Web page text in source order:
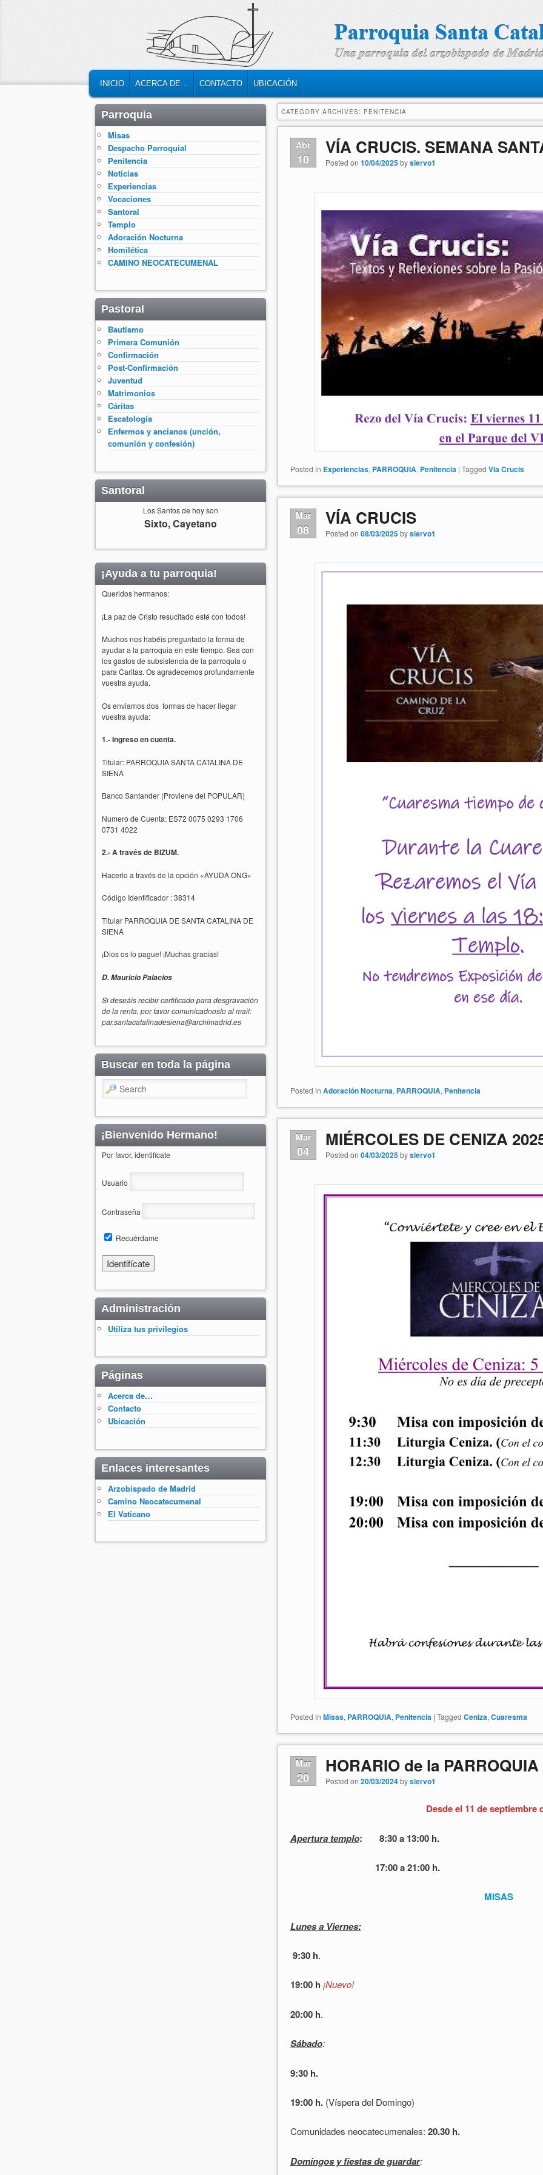
SKIP TO PRIMARY CONTENT
SKIP TO SECONDARY CONTENT
INICIO ACERCA DE… CONTACTO UBICACIÓN
CATEGORY ARCHIVES: PENITENCIA
Abr
10
VÍA CRUCIS. SEMANA
Posted on 10/04/2025bysiervo1
Posted in Experiencias, PARROQUIA, Penitencia | Tagged Via Crucis
Mar
08
VÍA CRUCIS
Posted on 08/03/2025bysiervo1
Posted in Adoración Nocturna, PARROQUIA, Penitencia
Mar
04
MIÉRCOLES DE CENIZA
Posted on 04/03/2025bysiervo1
Posted in Misas, PARROQUIA, Penitencia | Tagged Ceniza, Cuaresma
Mar
20
HORARIO de la PARROQUIA
Posted on 20/03/2024bysiervo1
Desde el 11 de septiembre
Apertura templo: 8:30 a 13:00 h.
17:00 a 21:00 h.
MISAS
Lunes a Viernes:
9:30 h.
19:00 h ¡Nuevo!
20:00 h.
Sábado:
9:30 h.
19:00 h.(Víspera del Domingo)
Comunidades neocatecumenales: 20.30 h.
Domingos y fiestas de guardar:
Parroquia
Misas
Despacho Parroquial
Penitencia
Noticias
Experiencias
Vocaciones
Santoral
Templo
Adoración Nocturna
Homilética
CAMINO NEOCATECUMENAL
Pastoral
Bautismo
Primera Comunión
Confirmación
Post-Confirmación
Juventud
Matrimonios
Cáritas
Escatología
Enfermos y ancianos (unción,
comunión y confesión)
Santoral
Los Santos de hoy son
Sixto, Cayetano
¡Ayuda a tu parroquia!
Queridos hermanos:
¡La paz de Cristo resucitado esté con todos!
Muchos nos habéis preguntado la forma de
ayudar a la parroquia en este tiempo. Sea con
los gastos de subsistencia de la parroquia o
para Caritas. Os agradecemos profundamente
vuestra ayuda.
Os enviamos dos formas de hacer llegar
vuestra ayuda:
1.- Ingreso en cuenta.
Titular: PARROQUIA SANTA CATALINA DE
SIENA
Banco Santander (Proviene del POPULAR)
Numero de Cuenta: ES72 0075 0293 1706
0731 4022
2.- A través de BIZUM.
Hacerlo a través de la opción «AYUDA ONG»
Código Identificador : 38314
Titular PARROQUIA DE SANTA CATALINA DE
SIENA
¡Dios os lo pague! ¡Muchas gracias!
D. Mauricio Palacios
Si deseáis recibir certificado para desgravación
de la renta, por favor comunicadnoslo al mail:
par.santacatalinadesiena@archimadrid.es
Buscar en toda la página
Search
¡Bienvenido Hermano!
Por favor, identifícate
Usuario
Contraseña
Recuérdame
Administración
Utiliza tus privilegios
Páginas
Acerca de…
Contacto
Ubicación
Enlaces interesantes
Arzobispado de Madrid
Camino Neocatecumenal
El Vaticano